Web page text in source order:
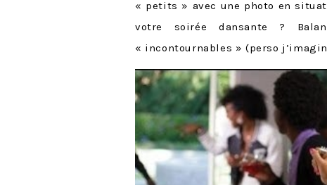
« petits » avec une photo en
votre soirée dansante ?
« incontournables » (perso